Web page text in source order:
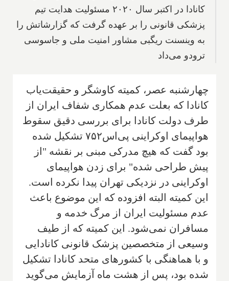
کانادا در اکتبر سال ۲۰۲۰ مسئولیت هدایت تیم
پزشکی قانونی را بر عهده گرفت که گزارشاتش را
به وینسنت ریگبی مشاور امنیت ملی و جاسوسی
ترودو می‌داد
چهارشنبه عصر، کمیته کاوشگر و حقیقت‌یاب
کانادا که بعلت عدم همکاری شفاف ایران از
طرف دولت کانادا برای بررسی دقیق سقوط
هواپیمای اوکراینی پی‌اس۷۵۲ تشکیل شده
بود گفت که هیچ مدرکی مبنی بر نقشه "از
پیش طراحی شده" برای زدن هواپیمای
اوکراینی در نزدیکی تهران پیدا نکرده است.
این کمیته البته افزوده که این موضوع باعث
عدم مسئولیت ایران از مرگ خدمه و
مسافران نمی‌شود. این کمیته که از طیف
وسیعی از متخصصین پزشک قانونی کانادایی
و با هماهنگی با کشورهای متحد کانادا تشکیل
شده بود، پس از هشت ماه آزمایش می‌گوید